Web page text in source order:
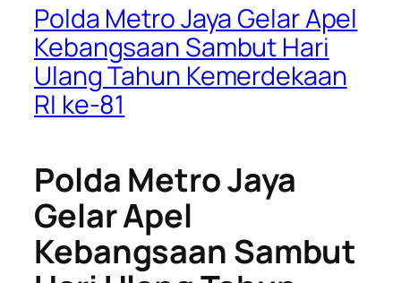
Polda Metro Jaya Gelar Apel
Kebangsaan Sambut Hari
Ulang Tahun Kemerdekaan
RI ke-81
Polda Metro Jaya
Gelar Apel
Kebangsaan Sambut